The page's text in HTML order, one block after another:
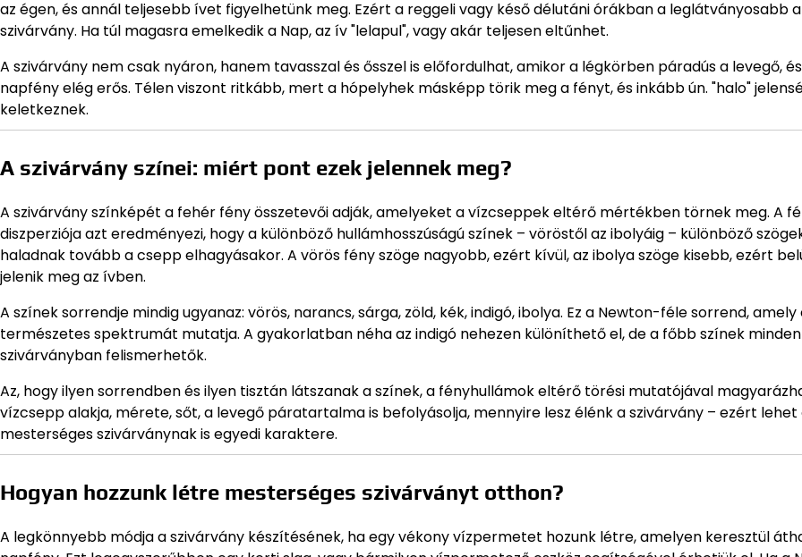
az égen, és annál teljesebb ívet figyelhetünk meg. Ezért a reggeli vagy késő délutáni órákban a leglátványosabb a
szivárvány. Ha túl magasra emelkedik a Nap, az ív "lelapul", vagy akár teljesen eltűnhet.
A szivárvány nem csak nyáron, hanem tavasszal és ősszel is előfordulhat, amikor a légkörben páradús a levegő,
napfény elég erős. Télen viszont ritkább, mert a hópelyhek másképp törik meg a fényt, és inkább ún. "halo"
keletkeznek.
A szivárvány színei: miért pont ezek jelennek meg?
A szivárvány színképét a fehér fény összetevői adják, amelyeket a vízcseppek eltérő mértékben törnek meg. A
diszperziója azt eredményezi, hogy a különböző hullámhosszúságú színek – vöröstől az ibolyáig – különböző
haladnak tovább a csepp elhagyásakor. A vörös fény szöge nagyobb, ezért kívül, az ibolya szöge kisebb, ezért
jelenik meg az ívben.
A színek sorrendje mindig ugyanaz: vörös, narancs, sárga, zöld, kék, indigó, ibolya. Ez a Newton-féle sorrend,
természetes spektrumát mutatja. A gyakorlatban néha az indigó nehezen különíthető el, de a főbb színek minden
szivárványban felismerhetők.
Az, hogy ilyen sorrendben és ilyen tisztán látszanak a színek, a fényhullámok eltérő törési mutatójával
vízcsepp alakja, mérete, sőt, a levegő páratartalma is befolyásolja, mennyire lesz élénk a szivárvány – ezért lehet
mesterséges szivárványnak is egyedi karaktere.
Hogyan hozzunk létre mesterséges szivárványt otthon?
A legkönnyebb módja a szivárvány készítésének, ha egy vékony vízpermetet hozunk létre, amelyen keresztül